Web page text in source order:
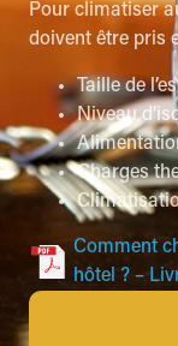
Pour climatiser
doivent être pris
Taille de
Niveau
Charges
Comment
hôtel ? –